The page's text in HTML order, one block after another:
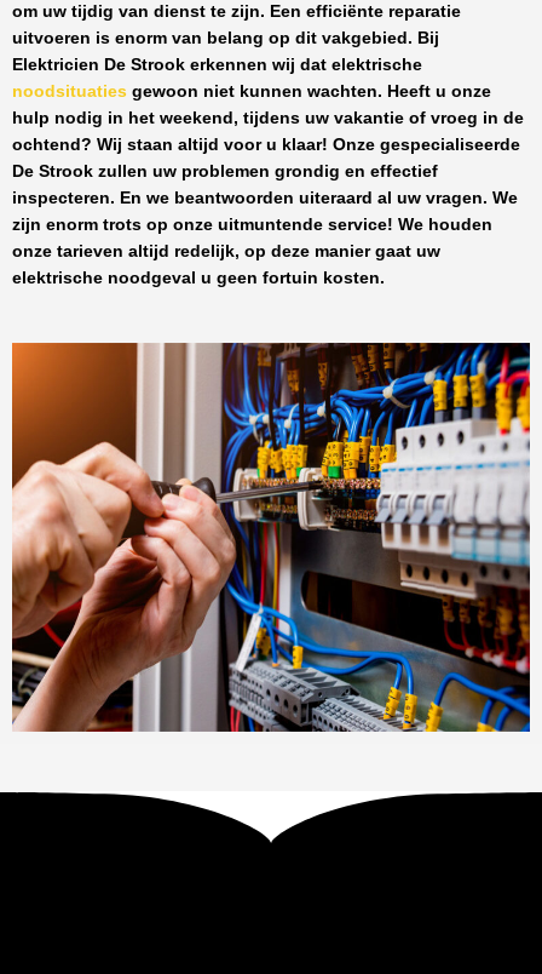
om uw tijdig van dienst te zijn. Een efficiënte reparatie
uitvoeren is enorm van belang op dit vakgebied. Bij
Elektricien De Strook erkennen wij dat elektrische
noodsituaties gewoon niet kunnen wachten. Heeft u onze
hulp nodig in het weekend, tijdens uw vakantie of vroeg in de
ochtend? Wij staan altijd voor u klaar! Onze gespecialiseerde
De Strook zullen uw problemen grondig en effectief
inspecteren. En we beantwoorden uiteraard al uw vragen. We
zijn enorm trots op onze uitmuntende service! We houden
onze tarieven altijd redelijk, op deze manier gaat uw
elektrische noodgeval u geen fortuin kosten.